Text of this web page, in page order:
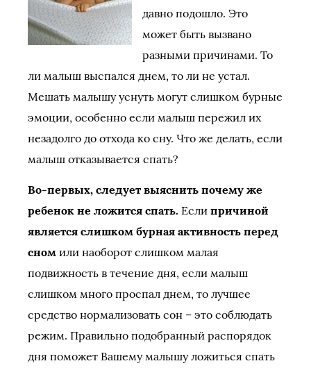
давно подошло. Это
может быть вызвано
разными причинами. То
ли малыш выспался днем, то ли не устал.
Мешать малышу уснуть могут слишком бурные
эмоции, особенно если малыш пережил их
незадолго до отхода ко сну. Что же делать, если
малыш отказывается спать?
Во-первых, следует выяснить почему же
ребенок не ложится спать. Если причиной
является слишком бурная активность перед
сном или наоборот слишком малая
подвижность в течение дня, если малыш
слишком много проспал днем, то лучшее
средство нормализовать сон – это соблюдать
режим. Правильно подобранный распорядок
дня поможет Вашему малышу ложиться спать